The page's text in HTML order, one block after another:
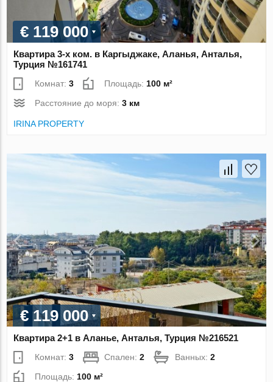
€ 119 000
Квартира 3-х ком. в Каргыджаке, Аланья, Анталья,
Турция №161741
Комнат:3 Площадь: 100 м²
Расстояние до моря:3 км
IRINA PROPERTY
€ 119 000
Квартира 2+1 в Аланье, Анталья, Турция №216521
Комнат:3 Спален:2 Ванных:2
Площадь: 100 м²